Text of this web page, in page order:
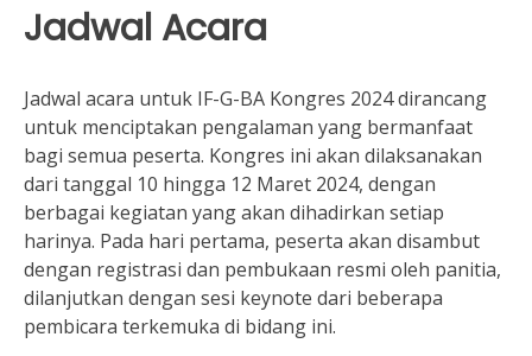
Jadwal Acara
Jadwal acara untuk IF-G-BA Kongres 2024 dirancang
untuk menciptakan pengalaman yang bermanfaat
bagi semua peserta. Kongres ini akan dilaksanakan
dari tanggal 10 hingga 12 Maret 2024, dengan
berbagai kegiatan yang akan dihadirkan setiap
harinya. Pada hari pertama, peserta akan disambut
dengan registrasi dan pembukaan resmi oleh panitia,
dilanjutkan dengan sesi keynote dari beberapa
pembicara terkemuka di bidang ini.